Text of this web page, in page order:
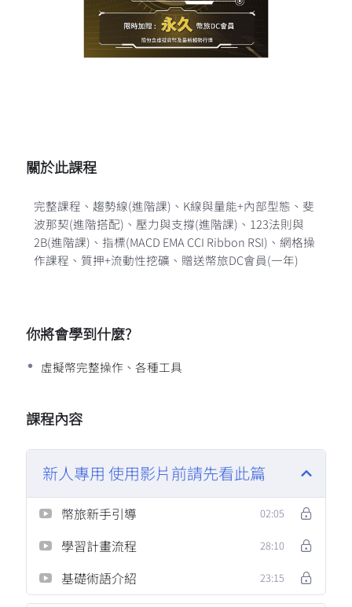
關於此課程
完整課程、 趨勢線(進階課) 、 K線與量能+內部型態 、 斐
波那契(進階搭配) 、 壓力與支撐(進階課) 、 123法則與
2B(進階課) 、 指標(MACD EMA CCI Ribbon RSI) 、 網格操
作課程 、 質押+流動性挖礦 、 贈送幣旅DC會員(一年)
你將會學到什麼?
虛擬幣完整操作、各種工具
課程內容
新人專用 使用影片前請先看此篇
幣旅新手引導 02:05
學習計畫流程 28:10
基礎術語介紹 23:15